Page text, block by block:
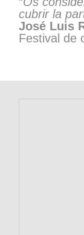
cubrir la
José Luis
Festival de